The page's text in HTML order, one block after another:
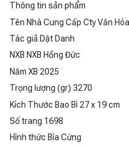
Thông tin sản phẩm
Tên Nhà Cung Cấp Cty Văn
Tác giả Dật Danh
NXB NXB Hồng Đức
Năm XB 2025
Trọng lượng (gr) 3270
Kích Thước Bao Bì 27 x 19 cm
Số trang 1698
Hình thức Bìa Cứng